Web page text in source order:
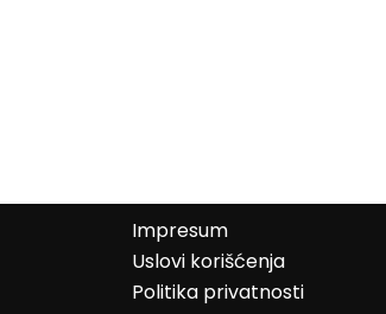
Impresum
Uslovi korišćenja
Politika privatnosti